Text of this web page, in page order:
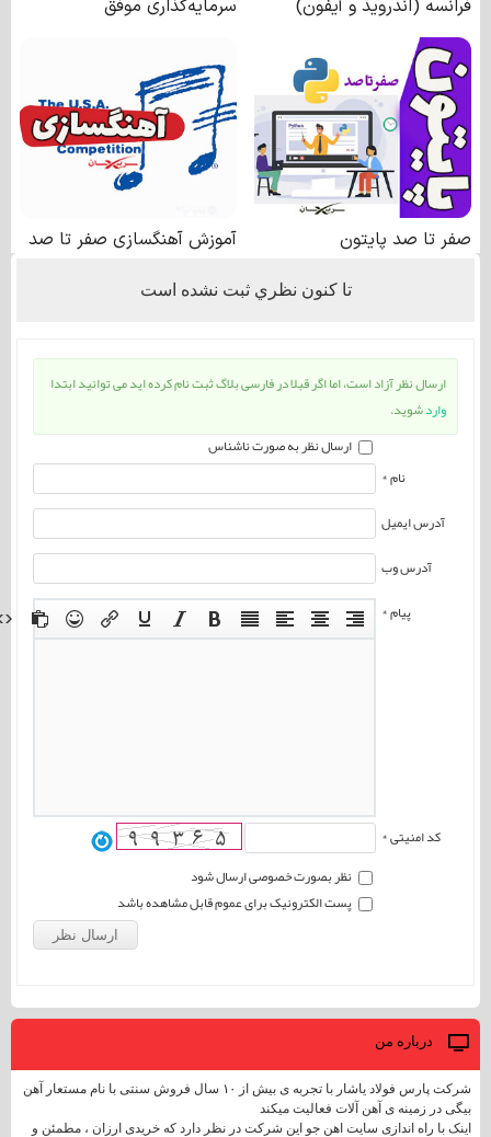
تا كنون نظري ثبت نشده است
ارسال نظر آزاد است، اما اگر قبلا در فارسی بلاگ ثبت نام کرده اید می توانید ابتدا
واردشوید.
ارسال نظر به صورت ناشناس
نام *
آدرس ایمیل
آدرس وب
پیام *
کد امنیتی *
نظر بصورت خصوصی ارسال شود
پست الکترونیک برای عموم قابل مشاهده باشد
درباره من
شرکت پارس فولاد یاشار با تجربه ی بیش از ۱۰ سال فروش سنتی با نام مستعار آهن
بیگی در زمینه ی آهن آلات فعالیت میکند
اینک با راه اندازی سایت اهن جو این شرکت در نظر دارد که خریدی ارزان ، مطمئن و